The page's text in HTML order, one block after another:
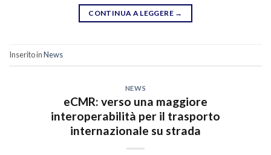
CONTINUA A LEGGERE →
Inserito inNews
NEWS
eCMR: verso una maggiore
interoperabilità per il trasporto
internazionale su strada